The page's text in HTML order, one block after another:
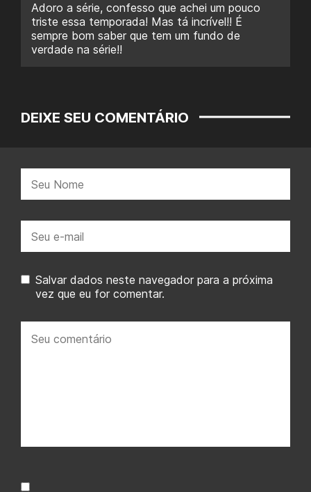
Adoro a série, confesso que achei um pouco
triste essa temporada! Mas tá incrível!! É
sempre bom saber que tem um fundo de
verdade na série!!
DEIXE SEU COMENTÁRIO
mail:
Salvar dados neste navegador para a próxima
vez que eu for comentar.
comentário: